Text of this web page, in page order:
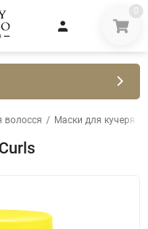
0
волосся / Маски для